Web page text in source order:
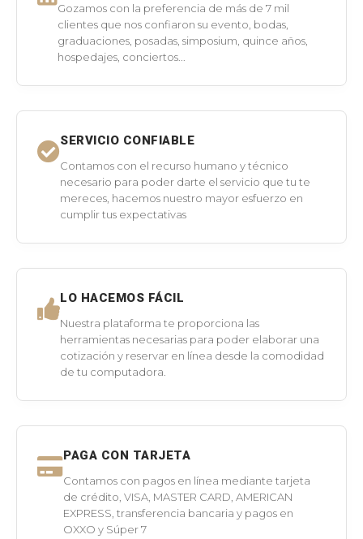
Gozamos con la preferencia de más de 7 mil
clientes que nos confiaron su evento, bodas,
graduaciones, posadas, simposium, quince años,
hospedajes, conciertos...
SERVICIO CONFIABLE
Contamos con el recurso humano y técnico
necesario para poder darte el servicio que tu te
mereces, hacemos nuestro mayor esfuerzo en
cumplir tus expectativas
LO HACEMOS FÁCIL
Nuestra plataforma te proporciona las
herramientas necesarias para poder elaborar una
cotización y reservar en línea desde la comodidad
de tu computadora.
PAGA CON TARJETA
Contamos con pagos en línea mediante tarjeta
de crédito, VISA, MASTER CARD, AMERICAN
EXPRESS, transferencia bancaria y pagos en
OXXO y Súper 7